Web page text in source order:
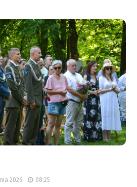
2026 08:25